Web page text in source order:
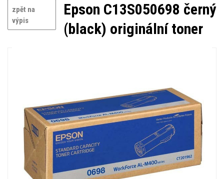
zpět na
výpis
Epson C13S050698 černý
(black) originální toner